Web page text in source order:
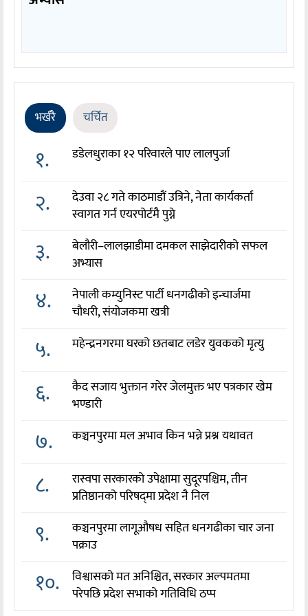
भर्खरै चर्चित
१. डडेलधुराका १२ परिवारले पाए लालपुर्जा
२.
देउवा २८ गते काठमाडौं उत्रिने, नेता कार्यकर्ता
स्वागत गर्न एयरपोर्टमै पुग्ने
३.
बेलौरी–लालझाडीमा दमकल साझेदारीको सफल
अभ्यास
४.
नेपाली कम्युनिस्ट पार्टी धनगढीको इन्चार्जमा
चौधरी, संयोजकमा खत्री
५. महेन्द्रनगरमा घरको छतबाट लडेर युवकको मृत्यु
६.
कैद सजाय भुक्तान गरेर जेलमुक्त भए पत्रकार खेम
भण्डारी
७. कञ्चनपुरमा मल अभाव किन भन्ने प्रश्न यथावत
८.
रास्वपा सरकारको उपेक्षामा सुदूरपश्चिम, तीन
प्रतिष्ठानको परिषद्‌मा प्रदेश नै निल
९.
कञ्चनपुरमा लागूऔषध सहित धनगढीका चार जना
पक्राउ
१०.
विश्वासको मत अनिश्चित, सरकार अल्पमतमा
परेपछि प्रदेश सभाको गतिविधि ठप्प